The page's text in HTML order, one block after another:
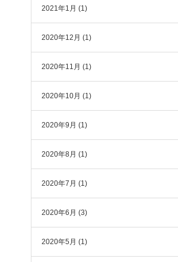
2021年1月 (1)
2020年12月 (1)
2020年11月 (1)
2020年10月 (1)
2020年9月 (1)
2020年8月 (1)
2020年7月 (1)
2020年6月 (3)
2020年5月 (1)